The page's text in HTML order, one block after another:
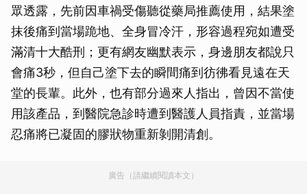
眾透露，先前因車禍受傷聽從藥局推薦使用，結果塗
抹後痛到當場跪地、全身冒冷汗，形容過程宛如遭受
滿清十大酷刑；更有網友幽默表示，身邊朋友都說只
會痛3秒，但自己塗下去的瞬間痛到彷彿看見遠在天
堂的長輩。此外，也有部分過來人指出，曾因不當使
用該產品，到醫院急診時遭到醫護人員指責，並當場
忍痛將已凝固的膠狀物重新剝開清創。
廣告（請繼續閱讀本文）